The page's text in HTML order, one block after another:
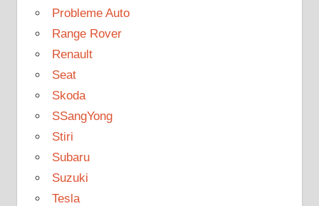
Probleme Auto
Range Rover
Renault
Seat
Skoda
SSangYong
Stiri
Subaru
Suzuki
Tesla